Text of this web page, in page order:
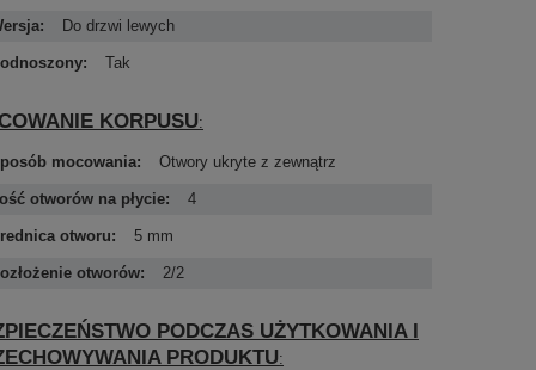
Do drzwi lewych
Tak
KORPUSU
mocowania Otwory ukryte z zewnątrz
otworów na płycie 4
otworu 5 mm
otworów 2/2
PODCZAS UŻYTKOWANIA I
PRODUKTU